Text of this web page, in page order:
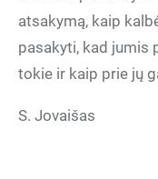
atsakymą, kaip
pasakyti, kad jumis
tokie ir kaip prie jų
S. Jovaišas